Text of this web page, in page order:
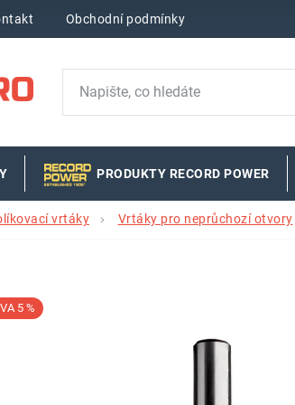
Obchodní podmínky
PRODUKTY RECORD POWER
vrtáky Vrtáky pro neprůchozí otvory
5 %